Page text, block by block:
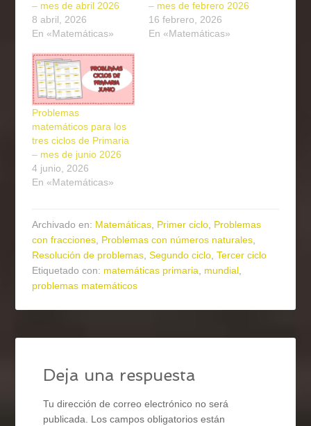
– mes de abril 2026
8 abril, 2026
En «Matemáticas»
– mes de febrero 2026
16 febrero, 2026
En «Matemáticas»
Problemas
matemáticos para los
tres ciclos de Primaria
– mes de junio 2026
4 junio, 2026
En «Matemáticas»
Archivado en: Matemáticas, Primer ciclo, Problemas
con fracciones, Problemas con números naturales,
Resolución de problemas,Segundo ciclo,Tercer ciclo
Etiquetado con: matemáticas primaria, mundial,
problemas matemáticos
Deja una respuesta
Tu dirección de correo electrónico no será
publicada. Los campos obligatorios están